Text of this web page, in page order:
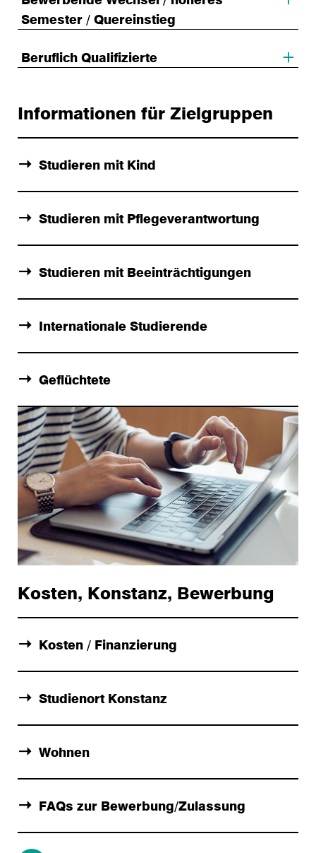
Semester / Quereinstieg
Beruflich Qualifizierte
Informationen für Zielgruppen
Studieren mit Kind
Studieren mit Pflegeverantwortung
Studieren mit Beeinträchtigungen
Internationale Studierende
Geflüchtete
Kosten, Konstanz, Bewerbung
Kosten / Finanzierung
Studienort Konstanz
Wohnen
FAQs zur Bewerbung/Zulassung